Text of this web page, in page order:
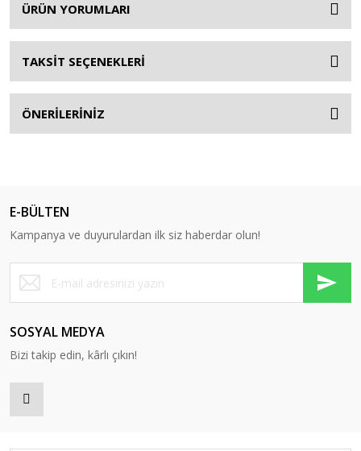
ÜRÜN YORUMLARI
TAKSİT SEÇENEKLERİ
ÖNERİLERİNİZ
E-BÜLTEN
Kampanya ve duyurulardan ilk siz haberdar olun!
SOSYAL MEDYA
Bizi takip edin, kârlı çıkın!